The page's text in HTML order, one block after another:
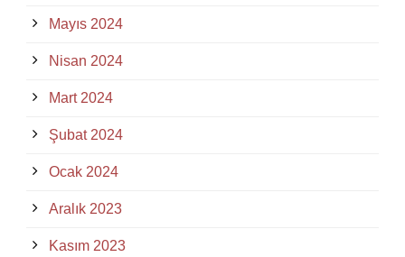
Mayıs 2024
Nisan 2024
Mart 2024
Şubat 2024
Ocak 2024
Aralık 2023
Kasım 2023